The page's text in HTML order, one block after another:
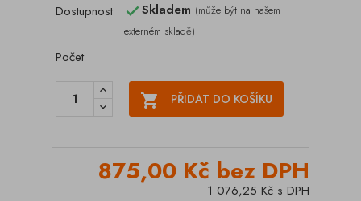
Dostupnost
Skladem (může být na našem
externém skladě)
Počet
 PŘIDAT DO KOŠÍKU
875,00 Kč bez DPH
1 076,25 Kč s DPH